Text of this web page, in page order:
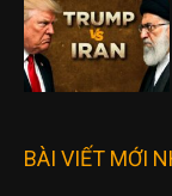
BÀI VIẾT MỚI